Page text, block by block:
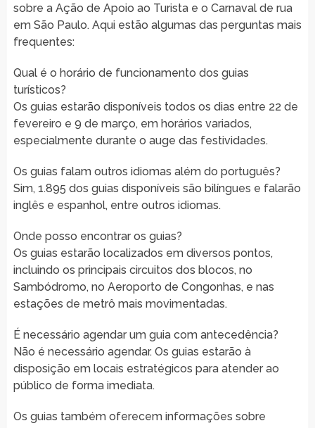
sobre a Ação de Apoio ao Turista e o Carnaval de rua
em São Paulo. Aqui estão algumas das perguntas mais
frequentes:
Qual é o horário de funcionamento dos guias
turísticos?
Os guias estarão disponíveis todos os dias entre 22 de
fevereiro e 9 de março, em horários variados,
especialmente durante o auge das festividades.
Os guias falam outros idiomas além do português?
Sim, 1.895 dos guias disponíveis são bilíngues e falarão
inglês e espanhol, entre outros idiomas.
Onde posso encontrar os guias?
Os guias estarão localizados em diversos pontos,
incluindo os principais circuitos dos blocos, no
Sambódromo, no Aeroporto de Congonhas, e nas
estações de metrô mais movimentadas.
É necessário agendar um guia com antecedência?
Não é necessário agendar. Os guias estarão à
disposição em locais estratégicos para atender ao
público de forma imediata.
Os guias também oferecem informações sobre